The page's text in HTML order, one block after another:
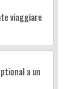
viaggiare
a un